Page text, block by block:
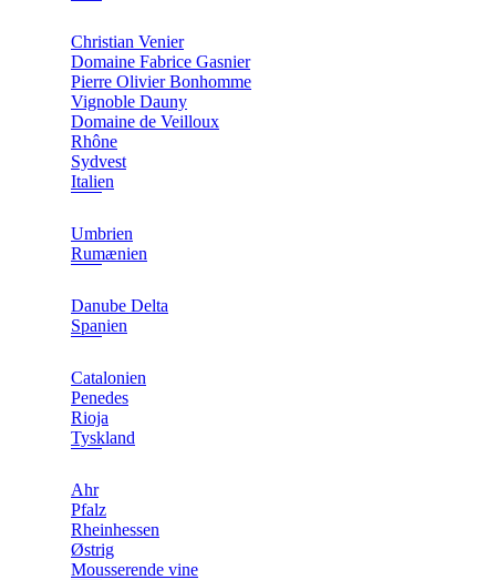
Christian Venier
Domaine Fabrice Gasnier
Pierre Olivier Bonhomme
Vignoble Dauny
Domaine de Veilloux
Rhône
Sydvest
Italien
Umbrien
Rumænien
Danube Delta
Spanien
Catalonien
Penedes
Rioja
Tyskland
Ahr
Pfalz
Rheinhessen
Østrig
Mousserende vine